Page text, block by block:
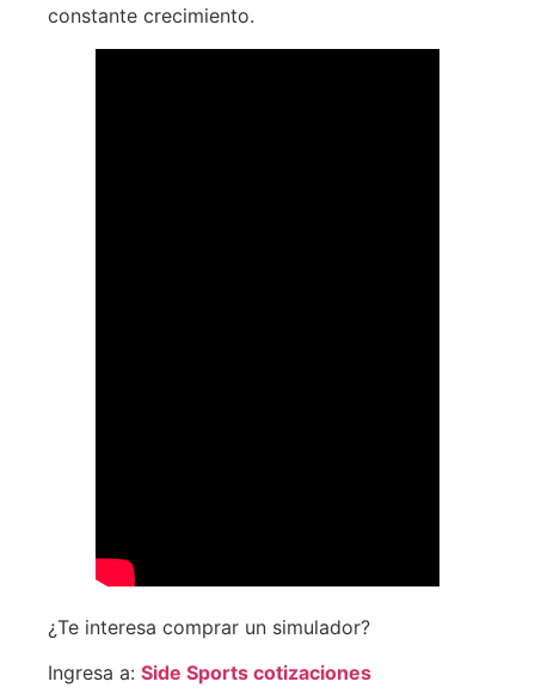
constante crecimiento.
¿Te interesa comprar un simulador?
Ingresa a: Side Sports cotizaciones